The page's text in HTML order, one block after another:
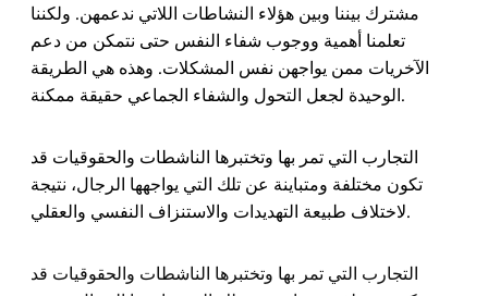
مشترك بيننا وبين هؤلاء النشاطات اللاتي ندعمهن. ولكننا
تعلمنا أهمية ووجوب شفاء النفس حتى نتمكن من دعم
الآخريات ممن يواجهن نفس المشكلات. وهذه هي الطريقة
الوحيدة لجعل التحول والشفاء الجماعي حقيقة ممكنة.
التجارب التي تمر بها وتختبرها الناشطات والحقوقيات قد
تكون مختلفة ومتباينة عن تلك التي يواجهها الرجال، نتيجة
لاختلاف طبيعة التهديدات والاستنزاف النفسي والعقلي.
التجارب التي تمر بها وتختبرها الناشطات والحقوقيات قد